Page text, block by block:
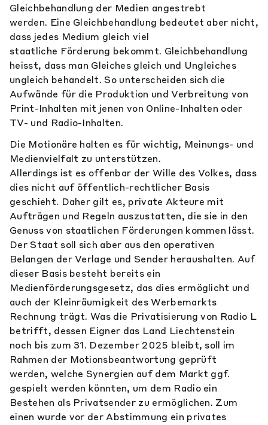
Gleichbehandlung der Medien angestrebt
werden. Eine Gleichbehandlung bedeutet aber nicht,
dass jedes Medium gleich viel
staatliche Förderung bekommt. Gleichbehandlung
heisst, dass man Gleiches gleich und Ungleiches
ungleich behandelt. So unterscheiden sich die
Aufwände für die Produktion und Verbreitung von
Print-Inhalten mit jenen von Online-Inhalten oder
TV- und Radio-Inhalten.
Die Motionäre halten es für wichtig, Meinungs- und
Medienvielfalt zu unterstützen.
Allerdings ist es offenbar der Wille des Volkes, dass
dies nicht auf öffentlich-rechtlicher Basis
geschieht. Daher gilt es, private Akteure mit
Aufträgen und Regeln auszustatten, die sie in den
Genuss von staatlichen Förderungen kommen lässt.
Der Staat soll sich aber aus den operativen
Belangen der Verlage und Sender heraushalten. Auf
dieser Basis besteht bereits ein
Medienförderungsgesetz, das dies ermöglicht und
auch der Kleinräumigkeit des Werbemarkts
Rechnung trägt. Was die Privatisierung von Radio L
betrifft, dessen Eigner das Land Liechtenstein
noch bis zum 31. Dezember 2025 bleibt, soll im
Rahmen der Motionsbeantwortung geprüft
werden, welche Synergien auf dem Markt ggf.
gespielt werden könnten, um dem Radio ein
Bestehen als Privatsender zu ermöglichen. Zum
einen wurde vor der Abstimmung ein privates